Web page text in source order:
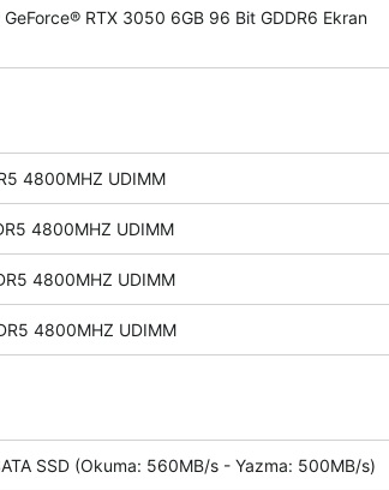
GeForce® RTX 3050 6GB 96 Bit GDDR6 Ekran
4800MHZ UDIMM
4800MHZ UDIMM
4800MHZ UDIMM
4800MHZ UDIMM
SSD (Okuma: 560MB/s - Yazma: 500MB/s)